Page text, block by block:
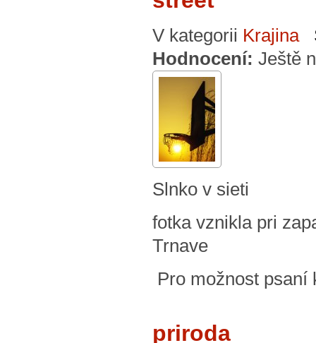
V kategorii Krajina
Hodnocení: Ještě
Slnko v sieti
fotka vznikla pri
Trnave
Pro možnost
priroda